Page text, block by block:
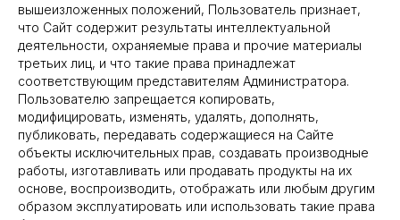
вышеизложенных положений, Пользователь признает,
что Сайт содержит результаты интеллектуальной
деятельности, охраняемые права и прочие материалы
третьих лиц, и что такие права принадлежат
соответствующим представителям Администратора.
Пользователю запрещается копировать,
модифицировать, изменять, удалять, дополнять,
публиковать, передавать содержащиеся на Сайте
объекты исключительных прав, создавать производные
работы, изготавливать или продавать продукты на их
основе, воспроизводить, отображать или любым другим
образом эксплуатировать или использовать такие права